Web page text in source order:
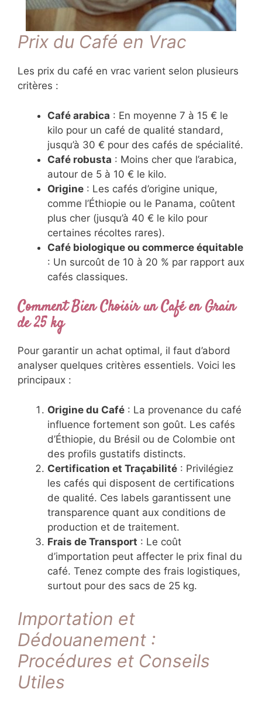
Prix du Café en Vrac
Les prix du café en vrac varient selon plusieurs
critères :
Café arabica : En moyenne 7 à 15 € le
kilo pour un café de qualité standard,
jusqu’à 30 € pour des cafés de spécialité.
Café robusta : Moins cher que l’arabica,
autour de 5 à 10 € le kilo.
Origine : Les cafés d’origine unique,
comme l’Éthiopie ou le Panama, coûtent
plus cher (jusqu’à 40 € le kilo pour
certaines récoltes rares).
Café biologique ou commerce équitable
: Un surcoût de 10 à 20 % par rapport aux
cafés classiques.
Comment Bien Choisir un Café en Grain
de 25 kg
Pour garantir un achat optimal, il faut d’abord
analyser quelques critères essentiels. Voici les
principaux :
Origine du Café : La provenance du café
influence fortement son goût. Les cafés
d’Éthiopie, du Brésil ou de Colombie ont
des profils gustatifs distincts.
Certification et Traçabilité : Privilégiez
les cafés qui disposent de certifications
de qualité. Ces labels garantissent une
transparence quant aux conditions de
production et de traitement.
Frais de Transport : Le coût
d’importation peut affecter le prix final du
café. Tenez compte des frais logistiques,
surtout pour des sacs de 25 kg.
Importation et
Dédouanement :
Procédures et Conseils
Utiles